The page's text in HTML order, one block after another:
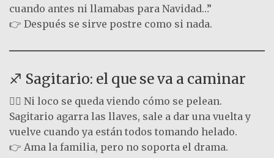
cuando antes ni llamabas para Navidad…”
👉 Después se sirve postre como si nada.
♐ Sagitario: el que se va a caminar
🚶‍♂️ Ni loco se queda viendo cómo se pelean.
Sagitario agarra las llaves, sale a dar una vuelta y
vuelve cuando ya están todos tomando helado.
👉 Ama la familia, pero no soporta el drama.